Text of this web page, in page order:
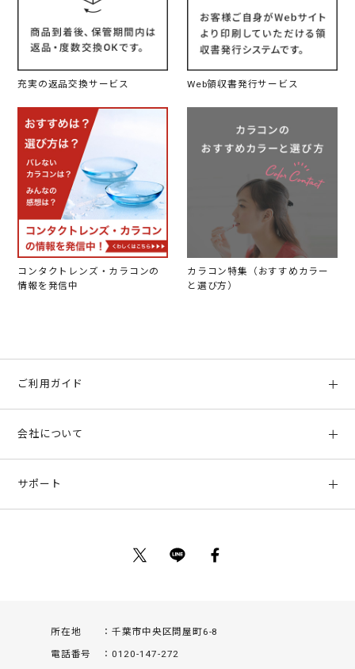
充実の返品交換サービス Web領収書発行サービス
コンタクトレンズ・カラコンの
情報を発信中
カラコン特集（おすすめカラー
と選び方）
ご利用ガイド
お支払い方法、配送について
返品について
会社について
サポート
所在地
千葉市中央区問屋町6-8
電話番号
0120-147-272